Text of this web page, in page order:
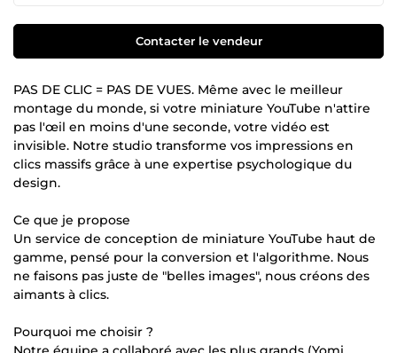
Contacter le vendeur
PAS DE CLIC = PAS DE VUES. Même avec le meilleur
montage du monde, si votre miniature YouTube n'attire
pas l'œil en moins d'une seconde, votre vidéo est
invisible. Notre studio transforme vos impressions en
clics massifs grâce à une expertise psychologique du
design.
Ce que je propose
Un service de conception de miniature YouTube haut de
gamme, pensé pour la conversion et l'algorithme. Nous
ne faisons pas juste de "belles images", nous créons des
aimants à clics.
Pourquoi me choisir ?